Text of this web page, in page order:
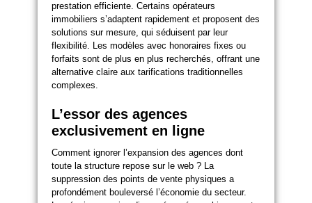
prestation efficiente. Certains opérateurs
immobiliers s’adaptent rapidement et proposent des
solutions sur mesure, qui séduisent par leur
flexibilité. Les modèles avec honoraires fixes ou
forfaits sont de plus en plus recherchés, offrant une
alternative claire aux tarifications traditionnelles
complexes.
L’essor des agences
exclusivement en ligne
Comment ignorer l’expansion des agences dont
toute la structure repose sur le web ? La
suppression des points de vente physiques a
profondément bouleversé l’économie du secteur.